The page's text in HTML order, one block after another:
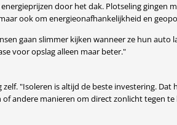
door het dak. Plotseling
ook om energieonafhankelijkheid en
gaan slimmer kijken wanneer ze hun
voor opslag alleen maar beter."
"Isoleren is altijd de beste investering.
andere manieren om direct zonlicht tegen